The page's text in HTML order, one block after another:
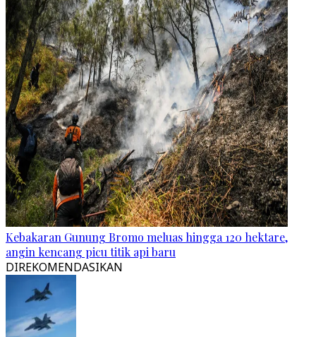
Kebakaran Gunung Bromo meluas hingga 120 hektare,
angin kencang picu titik api baru
DIREKOMENDASIKAN